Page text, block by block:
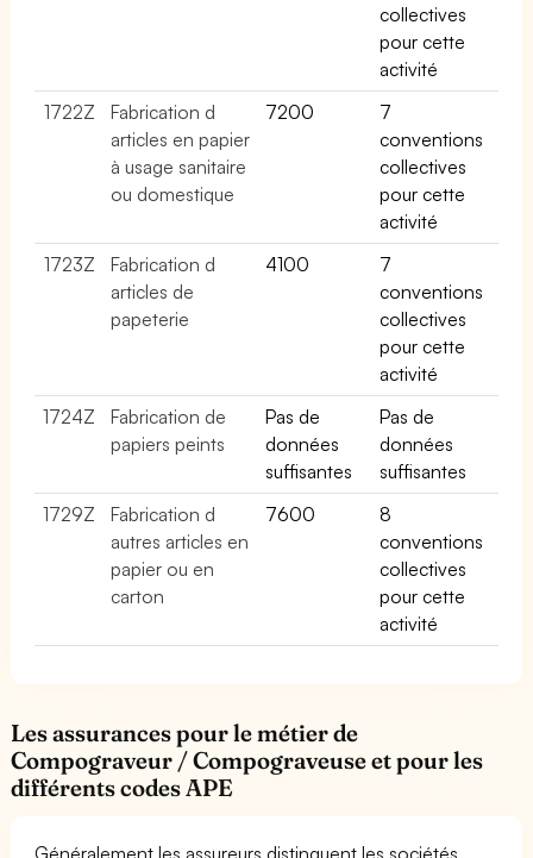
collectives
pour cette
activité
1722Z
Fabrication d
articles en papier
à usage sanitaire
ou domestique
7200
7
conventions
collectives
pour cette
activité
1723Z
Fabrication d
articles de
papeterie
4100
7
conventions
collectives
pour cette
activité
1724Z
Fabrication de
papiers peints
Pas de
données
suffisantes
Pas de
données
suffisantes
1729Z
Fabrication d
autres articles en
papier ou en
carton
7600
8
conventions
collectives
pour cette
activité
Les assurances pour le métier de
Compograveur / Compograveuse et pour les
différents codes APE
Généralement les assureurs distinguent les sociétés